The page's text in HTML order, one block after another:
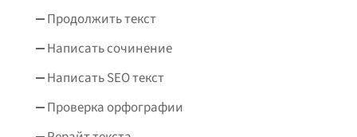
Продолжить текст
Написать сочинение
Написать SEO текст
Проверка орфографии